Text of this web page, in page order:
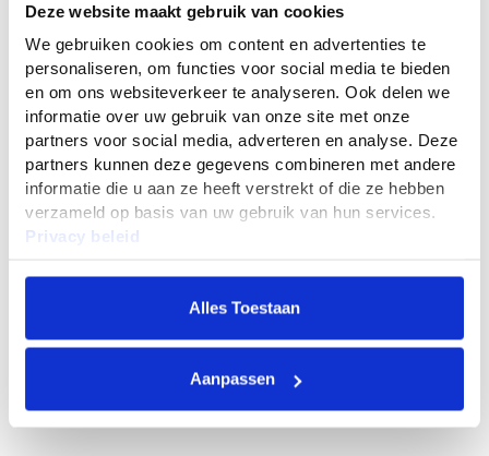
Deze website maakt gebruik van cookies
We gebruiken cookies om content en advertenties te
personaliseren, om functies voor social media te bieden
en om ons websiteverkeer te analyseren. Ook delen we
informatie over uw gebruik van onze site met onze
partners voor social media, adverteren en analyse. Deze
partners kunnen deze gegevens combineren met andere
informatie die u aan ze heeft verstrekt of die ze hebben
verzameld op basis van uw gebruik van hun services.
Privacy beleid
Alles Toestaan
Aanpassen
In Winkelwagen
Details